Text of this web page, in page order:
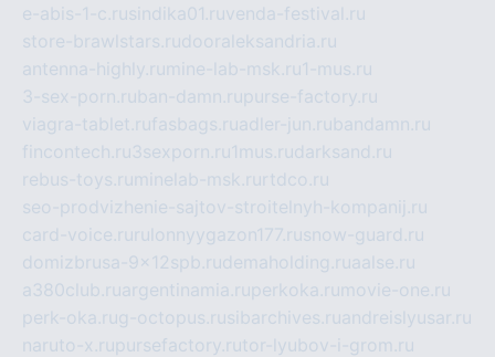
e-abis-1-c.rusindika01.ruvenda-festival.ru
store-brawlstars.rudooraleksandria.ru
antenna-highly.ru mine-lab-msk.ru1-mus.ru
3-sex-porn.ruban-damn.rupurse-factory.ru
viagra-tablet.rufasbags.ruadler-jun.rubandamn.ru
fincontech.ru3sexporn.ru1mus.rudarksand.ru
rebus-toys.ru minelab-msk.ru rtdco.ru
seo-prodvizhenie-sajtov-stroitelnyh-kompanij.ru
card-voice.ru rulonnyygazon177.rusnow-guard.ru
domizbrusa-9x12spb.rudemaholding.ruaalse.ru
a380club.ruargentinamia.ruperkoka.ru movie-one.ru
perk-oka.rug-octopus.rusibarchives.ruandreislyusar.ru
naruto-x.rupursefactory.rutor-lyubov-i-grom.ru